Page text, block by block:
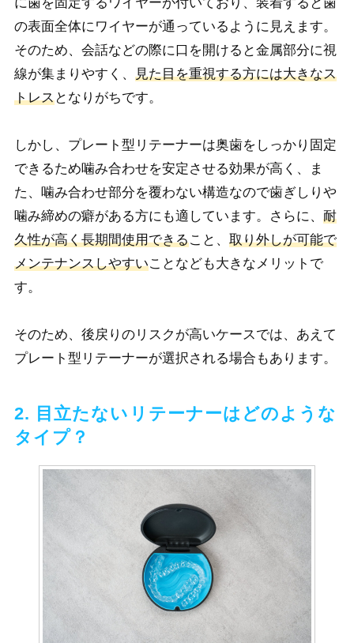
に歯を固定するワイヤーが付いており、装着すると歯
の表面全体にワイヤーが通っているように見えます。
そのため、会話などの際に口を開けると金属部分に視
線が集まりやすく、 見た目を重視する方には大きなス
トレスとなりがちです。
しかし、プレート型リテーナーは奥歯をしっかり固定
できるため噛み合わせを安定させる効果が高く、ま
た、噛み合わせ部分を覆わない構造なので歯ぎしりや
噛み締めの癖がある方にも適しています。さらに、 耐
久性が高く長期間使用できること、 取り外しが可能で
メンテナンスしやすいことなども大きなメリットで
す。
そのため、後戻りのリスクが高いケースでは、あえて
プレート型リテーナーが選択される場合もあります。
2. 目立たないリテーナーはどのような
タイプ？